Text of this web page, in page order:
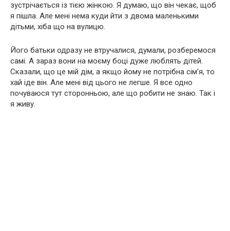
зустрічається із тією жінкою. Я думаю, що він чекає, щоб
я пішла. Але мені нема куди йти з двома маленькими
дітьми, хіба що на вулицю.
Його батьки одразу не втручалися, думали, розберемося
самі. А зараз вони на моєму боці дуже люблять дітей.
Сказали, що це мій дім, а якщо йому не потрібна сім’я, то
хай іде він. Але мені від цього не легше. Я все одно
почуваюся тут сторонньою, але що робити не знаю. Так і
я живу.